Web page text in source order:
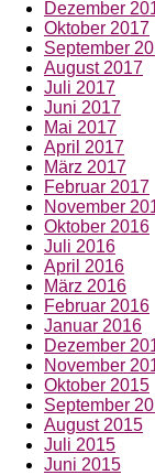
Dezember
Oktober 2017
September
August 2017
Juli 2017
Juni 2017
Mai 2017
April 2017
März 2017
Februar 2017
November
Oktober 2016
Juli 2016
April 2016
März 2016
Februar 2016
Januar 2016
Dezember
November
Oktober 2015
September
August 2015
Juli 2015
Juni 2015